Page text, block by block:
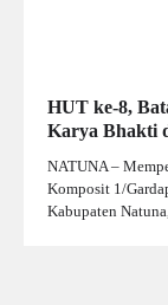
HUT ke-8,
Karya Bhakti
NATUNA –
Komposit 1/
Kabupaten